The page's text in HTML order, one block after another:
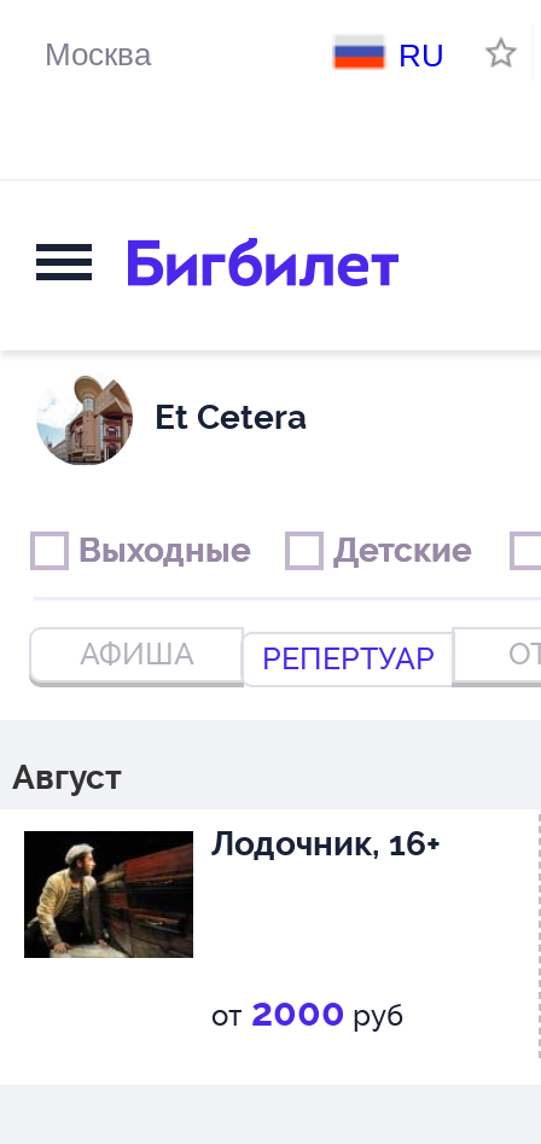
RU
Et Cetera
АФИША РЕПЕРТУАР
Выходные
Выходные Детские
Детские
Август
Лодочник, 16+
от 2000 руб